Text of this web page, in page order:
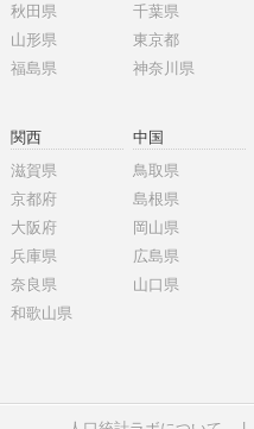
秋田県
山形県
福島県
千葉県
東京都
神奈川県
関西
滋賀県
京都府
大阪府
兵庫県
奈良県
和歌山県
中国
鳥取県
島根県
岡山県
広島県
山口県